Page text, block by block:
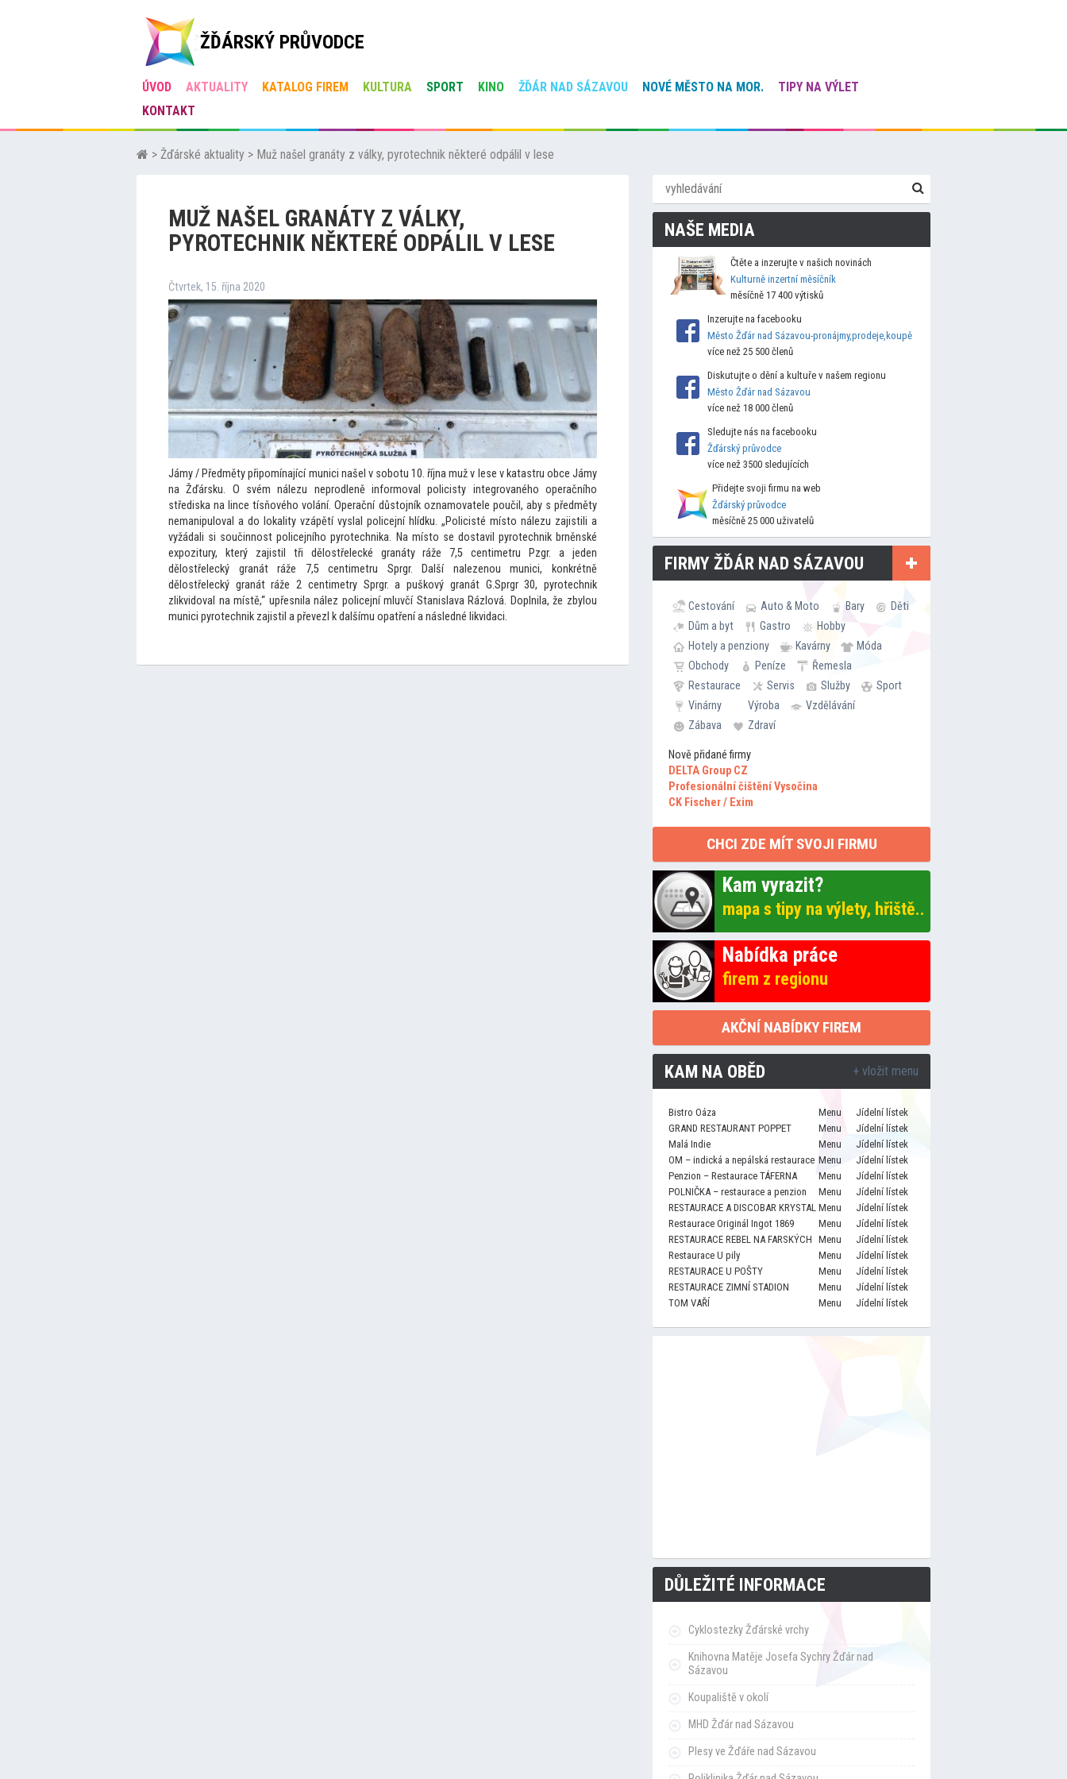
ŽĎÁRSKÝ PRŮVODCE
ÚVOD AKTUALITY KATALOG FIREM KULTURA SPORT KINO ŽĎÁR NAD SÁZAVOU NOVÉ MĚSTO NA MOR.
TIPY NA VÝLET
KONTAKT
> Žďárské aktuality > Muž našel granáty z války, pyrotechnik některé odpálil v lese
MUŽ NAŠEL GRANÁTY Z VÁLKY,
PYROTECHNIK NĚKTERÉ ODPÁLIL V LESE
Čtvrtek, 15. října 2020
Jámy / Předměty připomínající munici našel v sobotu 10. října muž v lese v katastru obce Jámy
na Žďársku. O svém nálezu neprodleně informoval policisty integrovaného operačního
střediska na lince tísňového volání. Operační důstojník oznamovatele poučil, aby s předměty
nemanipuloval a do lokality vzápětí vyslal policejní hlídku. „Policisté místo nálezu zajistili a
vyžádali si součinnost policejního pyrotechnika. Na místo se dostavil pyrotechnik brněnské
expozitury, který zajistil tři dělostřelecké granáty ráže 7,5 centimetru Pzgr. a jeden
dělostřelecký granát ráže 7,5 centimetru Sprgr. Další nalezenou munici, konkrétně
dělostřelecký granát ráže 2 centimetry Sprgr. a puškový granát G.Sprgr 30, pyrotechnik
zlikvidoval na místě,“ upřesnila nález policejní mluvčí Stanislava Rázlová. Doplnila, že zbylou
munici pyrotechnik zajistil a převezl k dalšímu opatření a následné likvidaci.
NAŠE MEDIA
Čtěte a inzerujte v našich novinách
Kulturně inzertní měsíčník
měsíčně 17 400 výtisků
Inzerujte na facebooku
Město Žďár nad Sázavou-pronájmy,prodeje,koupě
více než 25 500 členů
Diskutujte o dění a kultuře v našem regionu
Město Žďár nad Sázavou
více než 18 000 členů
Sledujte nás na facebooku
Žďárský průvodce
více než 3500 sledujících
Přidejte svoji firmu na web
Žďárský průvodce
měsíčně 25 000 uživatelů
FIRMY ŽĎÁR NAD SÁZAVOU
Cestování Auto & Moto Bary
Děti
Dům a byt
Gastro
Hobby
Hotely a penziony
Kavárny
Móda
Obchody
Peníze
Řemesla
Restaurace
Servis Služby
Sport
Vinárny
Výroba
Vzdělávání
Zábava
Zdraví
Nově přidané firmy
DELTA Group CZ
Profesionální čištění Vysočina
CK Fischer / Exim
CHCI ZDE MÍT SVOJI FIRMU
Kam vyrazit?
mapa s tipy na výlety, hřiště..
Nabídka práce
firem z regionu
AKČNÍ NABÍDKY FIREM
KAM NA OBĚD + vložit menu
Bistro Oáza Menu
Jídelní lístek
GRAND RESTAURANT POPPET
Menu
Jídelní lístek
Malá Indie
Menu
Jídelní lístek
OM – indická a nepálská restaurace Menu
Jídelní lístek
Penzion – Restaurace TÁFERNA
Menu
Jídelní lístek
POLNIČKA – restaurace a penzion
Menu
Jídelní lístek
RESTAURACE A DISCOBAR KRYSTAL Menu
Jídelní lístek
Restaurace Originál Ingot 1869
Menu
Jídelní lístek
RESTAURACE REBEL NA FARSKÝCH Menu
Jídelní lístek
Restaurace U pily
Menu
Jídelní lístek
RESTAURACE U POŠTY
Menu
Jídelní lístek
RESTAURACE ZIMNÍ STADION
Menu
Jídelní lístek
TOM VAŘÍ
Menu Jídelní lístek
DŮLEŽITÉ INFORMACE
Cyklostezky Žďárské vrchy
Knihovna Matěje Josefa Sychry Žďár nad
Sázavou
Koupaliště v okolí
MHD Žďár nad Sázavou
Plesy ve Žďáře nad Sázavou